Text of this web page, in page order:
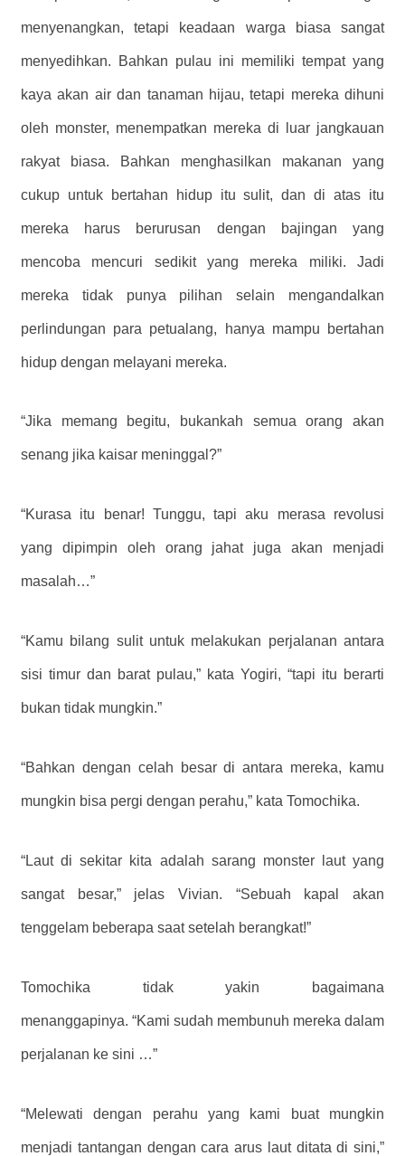
menyenangkan, tetapi keadaan warga biasa sangat
menyedihkan. Bahkan pulau ini memiliki tempat yang
kaya akan air dan tanaman hijau, tetapi mereka dihuni
oleh monster, menempatkan mereka di luar jangkauan
rakyat biasa. Bahkan menghasilkan makanan yang
cukup untuk bertahan hidup itu sulit, dan di atas itu
mereka harus berurusan dengan bajingan yang
mencoba mencuri sedikit yang mereka miliki. Jadi
mereka tidak punya pilihan selain mengandalkan
perlindungan para petualang, hanya mampu bertahan
hidup dengan melayani mereka.
“Jika memang begitu, bukankah semua orang akan
senang jika kaisar meninggal?”
“Kurasa itu benar! Tunggu, tapi aku merasa revolusi
yang dipimpin oleh orang jahat juga akan menjadi
masalah…”
“Kamu bilang sulit untuk melakukan perjalanan antara
sisi timur dan barat pulau,” kata Yogiri, “tapi itu berarti
bukan tidak mungkin.”
“Bahkan dengan celah besar di antara mereka, kamu
mungkin bisa pergi dengan perahu,” kata Tomochika.
“Laut di sekitar kita adalah sarang monster laut yang
sangat besar,” jelas Vivian. “Sebuah kapal akan
tenggelam beberapa saat setelah berangkat!”
Tomochika tidak yakin bagaimana
menanggapinya. “Kami sudah membunuh mereka dalam
perjalanan ke sini …”
“Melewati dengan perahu yang kami buat mungkin
menjadi tantangan dengan cara arus laut ditata di sini,”